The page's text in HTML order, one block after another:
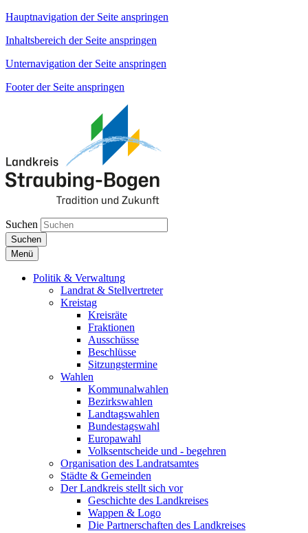
Hauptnavigation der Seite anspringen
Inhaltsbereich der Seite anspringen
Unternavigation der Seite anspringen
Footer der Seite anspringen
Suchen
Suchen
Menü
Politik & Verwaltung
Landrat & Stellvertreter
Kreistag
Kreisräte
Fraktionen
Ausschüsse
Beschlüsse
Sitzungstermine
Wahlen
Kommunalwahlen
Bezirkswahlen
Landtagswahlen
Bundestagswahl
Europawahl
Volksentscheide und - begehren
Organisation des Landratsamtes
Städte & Gemeinden
Der Landkreis stellt sich vor
Geschichte des Landkreises
Wappen & Logo
Die Partnerschaften des Landkreises